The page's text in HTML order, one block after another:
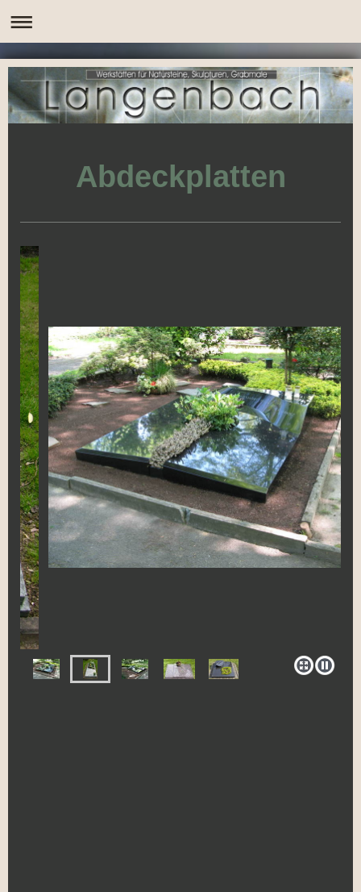
Abdeckplatten